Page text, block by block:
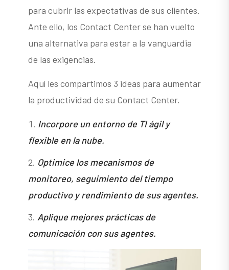
para cubrir las expectativas de sus clientes.
Ante ello, los Contact Center se han vuelto
una alternativa para estar a la vanguardia
de las exigencias.
Aquí les compartimos 3 ideas para aumentar
la productividad de su Contact Center.
Incorpore un entorno de TI ágil y
flexible en la nube.
Optimice los mecanismos de
monitoreo, seguimiento del tiempo
productivo y rendimiento de sus agentes.
Aplique mejores prácticas de
comunicación con sus agentes.